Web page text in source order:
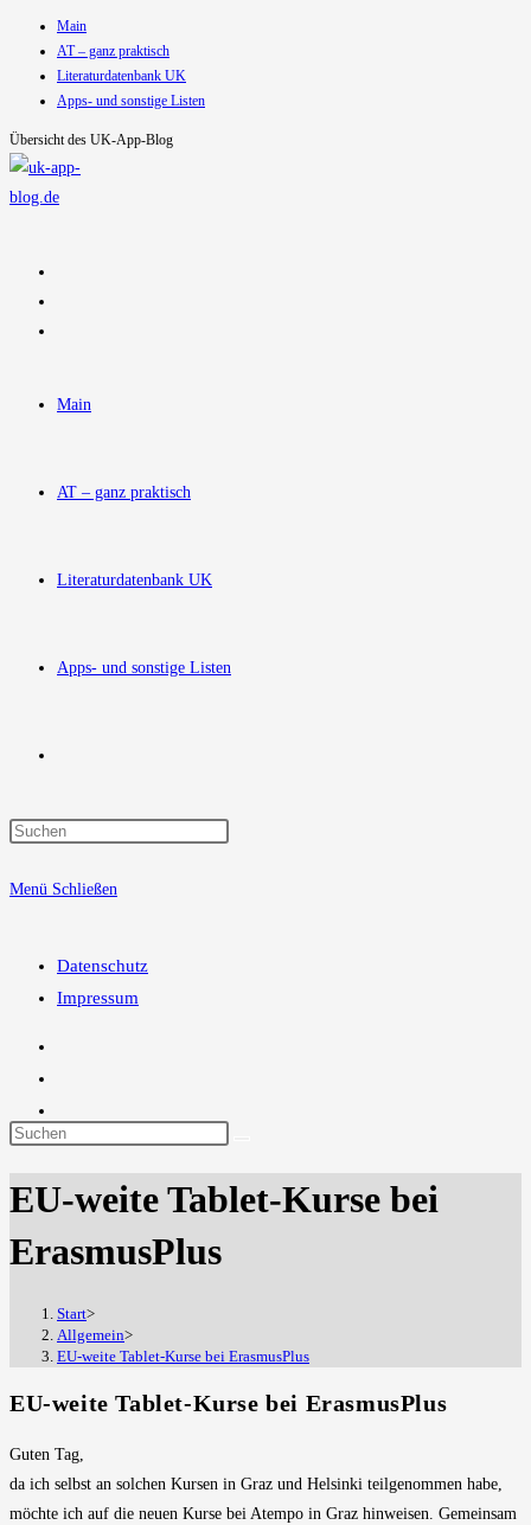
Inhalt
springen
Main
AT – ganz praktisch
Literaturdatenbank UK
Apps- und sonstige Listen
Übersicht des UK-App-Blog
Main
AT – ganz praktisch
Literaturdatenbank UK
Apps- und sonstige Listen
Suche
Menü Schließen
Datenschutz
Impressum
Diese
durchsuchen
EU-weite Tablet-Kurse bei
ErasmusPlus
Start>
Allgemein>
EU-weite Tablet-Kurse bei ErasmusPlus
EU-weite Tablet-Kurse bei ErasmusPlus
Guten Tag,
da ich selbst an solchen Kursen in Graz und Helsinki teilgenommen habe,
möchte ich auf die neuen Kurse bei Atempo in Graz hinweisen. Gemeinsam